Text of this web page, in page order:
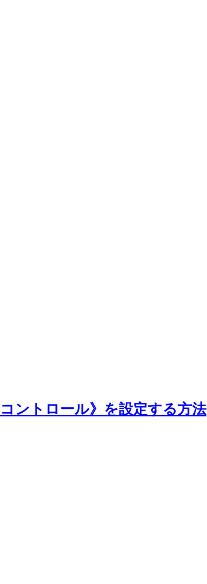
ントロール》を設定する方法